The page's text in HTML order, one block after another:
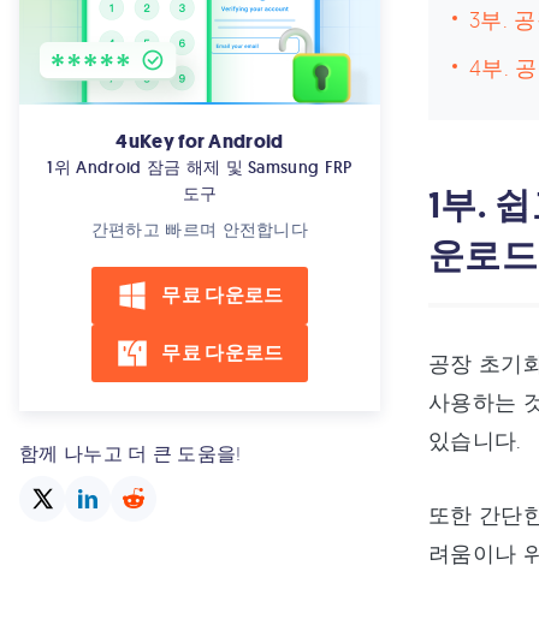
4uKey for Android
1위 Android 잠금 해제 및 Samsung FRP
도구
간편하고 빠르며 안전합니다
무료 다운로드
무료 다운로드
함께 나누고 더 큰 도움을!
3부.
4부.
1부.
운로
공장 초기
사용하는
있습니다.
또한 간단
려움이나